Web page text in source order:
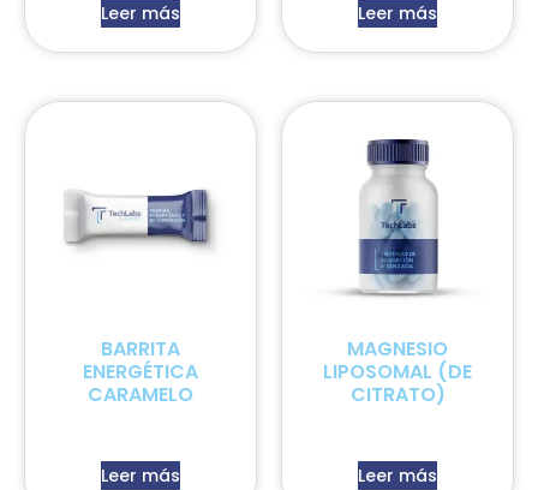
Leer más Leer más
BARRITA
ENERGÉTICA
CARAMELO
Leer más
MAGNESIO
LIPOSOMAL (DE
CITRATO)
Leer más